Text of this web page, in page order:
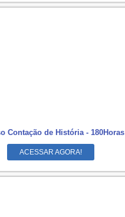
Contação de História - 180Horas
ACESSAR AGORA!